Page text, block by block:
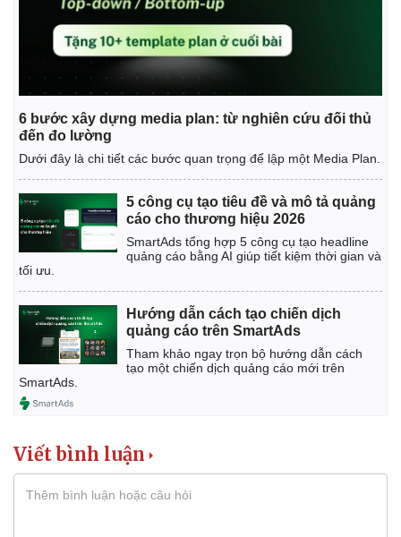
Thế giới
Multimedia
Video
Infographic
6 bước xây dựng media plan: từ nghiên cứu đối thủ
đến đo lường
Dưới đây là chi tiết các bước quan trọng để lập một Media Plan.
5 công cụ tạo tiêu đề và mô tả quảng
cáo cho thương hiệu 2026
SmartAds tổng hợp 5 công cụ tạo headline
quảng cáo bằng AI giúp tiết kiệm thời gian và
tối ưu.
Hướng dẫn cách tạo chiến dịch
quảng cáo trên SmartAds
Tham khảo ngay trọn bộ hướng dẫn cách
tạo một chiến dịch quảng cáo mới trên
SmartAds.
Viết bình luận